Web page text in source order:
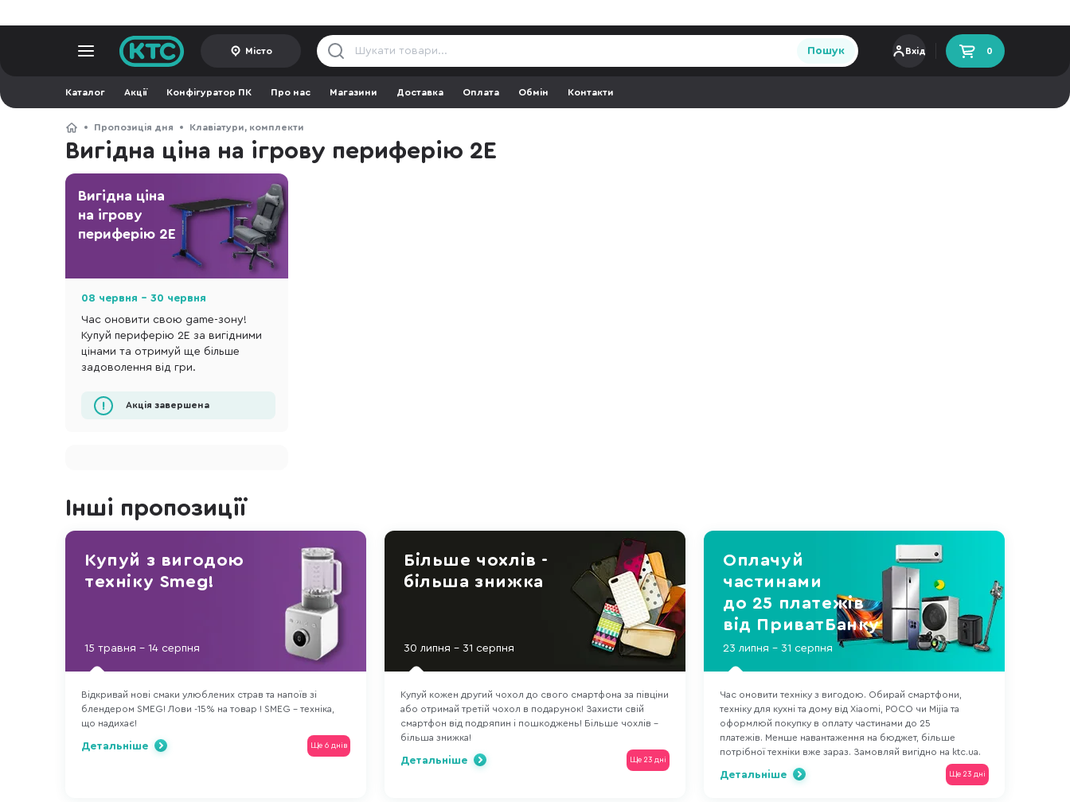
Місто Пошук Вхід 0
Каталог Акції Конфігуратор ПК Про нас Магазини Доставка Оплата Обмін Контакти
Пропозиція дня Клавіатури, комплекти
Вигідна ціна на ігрову периферію 2E
Вигідна ціна
на ігрову
периферію 2E
08 червня - 30 червня
Час оновити свою game-зону!
Купуй периферію 2E за вигідними
цінами та отримуй ще більше
задоволення від гри.
Акція завершена
Інші пропозиції
Купуй з вигодою
техніку Smeg!
15 травня - 14 серпня
Відкривай нові смаки улюблених страв та напоїв зі
блендером SMEG! Лови -15% на товар ! SMEG – техніка,
що надихає!
Ще 6 днів
Детальніше
Більше чохлів -
більша знижка
30 липня - 31 серпня
Купуй кожен другий чохол до свого смартфона за півціни
або отримай третій чохол в подарунок! Захисти свій
смартфон від подряпин і пошкоджень! Більше чохлів -
більша знижка!
Ще 23 дні
Детальніше
Оплачуй
частинами
до 25 платежів
від ПриватБанку
23 липня - 31 серпня
Час оновити техніку з вигодою. Обирай смартфони,
техніку для кухні та дому від Xiaomi, POCO чи Mijia та
оформлюй покупку в оплату частинами до 25
платежів. Менше навантаження на бюджет, більше
потрібної техніки вже зараз. Замовляй вигідно на ktc.ua.
Ще 23 дні
Детальніше